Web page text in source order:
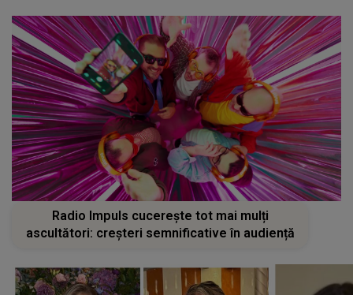
Radio Impuls cucerește tot mai mulți
ascultători: creșteri semnificative în audiență